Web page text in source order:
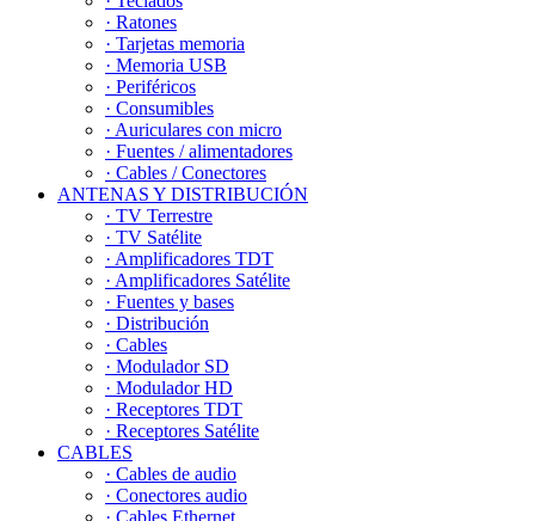
· Ratones
· Tarjetas memoria
· Memoria USB
· Periféricos
· Consumibles
· Auriculares con micro
· Fuentes / alimentadores
· Cables / Conectores
ANTENAS Y DISTRIBUCIÓN
· TV Terrestre
· TV Satélite
· Amplificadores TDT
· Amplificadores Satélite
· Fuentes y bases
· Distribución
· Cables
· Modulador SD
· Modulador HD
· Receptores TDT
· Receptores Satélite
CABLES
· Cables de audio
· Conectores audio
· Cables Ethernet